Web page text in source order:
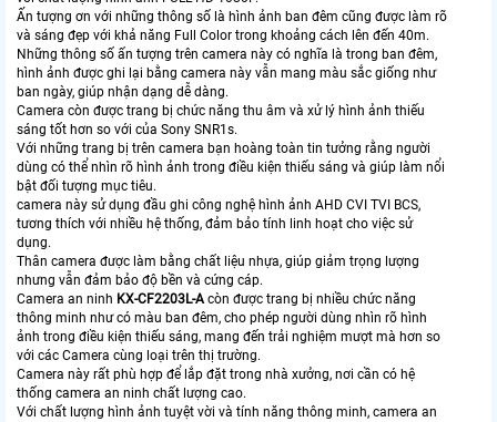
Ấn tượng ơn với những thông số là hình ảnh ban đêm cũng được làm rõ
và sáng đẹp với khả năng Full Color trong khoảng cách lên đến 40m.
Những thông số ấn tượng trên camera này có nghĩa là trong ban đêm,
hình ảnh được ghi lại bằng camera này vẫn mang màu sắc giống như
ban ngày, giúp nhận dạng dễ dàng.
Camera còn được trang bị chức năng thu âm và xử lý hình ảnh thiếu
sáng tốt hơn so với của Sony SNR1s.
Với những trang bị trên camera bạn hoàng toàn tin tưởng rằng người
dùng có thể nhìn rõ hình ảnh trong điều kiện thiếu sáng và giúp làm nổi
bật đối tượng mục tiêu.
camera này sử dụng đầu ghi công nghệ hình ảnh AHD CVI TVI BCS,
tương thích với nhiều hệ thống, đảm bảo tính linh hoạt cho việc sử
dụng.
Thân camera được làm bằng chất liệu nhựa, giúp giảm trọng lượng
nhưng vẫn đảm bảo độ bền và cứng cáp.
Camera an ninh KX-CF2203L-Acòn được trang bị nhiều chức năng
thông minh như có màu ban đêm, cho phép người dùng nhìn rõ hình
ảnh trong điều kiện thiếu sáng, mang đến trải nghiệm mượt mà hơn so
với các Camera cùng loại trên thị trường.
Camera này rất phù hợp để lắp đặt trong nhà xưởng, nơi cần có hệ
thống camera an ninh chất lượng cao.
Với chất lượng hình ảnh tuyệt vời và tính năng thông minh, camera an